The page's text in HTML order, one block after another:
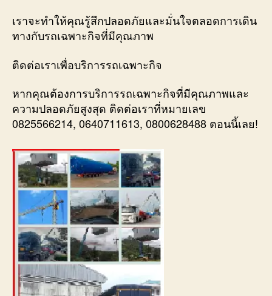
เราจะทำให้คุณรู้สึกปลอดภัยและมั่นใจตลอดการเดิน
ทางกับรถเฉพาะกิจที่มีคุณภาพ
ติดต่อเราเพื่อบริการรถเฉพาะกิจ
หากคุณต้องการบริการรถเฉพาะกิจที่มีคุณภาพและ
ความปลอดภัยสูงสุด ติดต่อเราที่หมายเลข
0825566214, 0640711613, 0800628488 ตอนนี้เลย!